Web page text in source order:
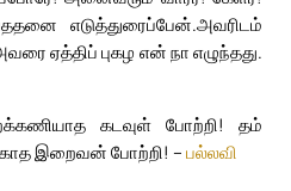
எடுத்துரைப்பேன்.அவரிடம்
ஏத்திப் புகழ என் நா எழுந்தது.
கடவுள் போற்றி! தம்
இறைவன் போற்றி! – பல்லவி